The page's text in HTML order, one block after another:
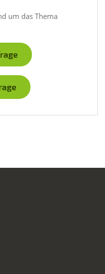
um das Thema